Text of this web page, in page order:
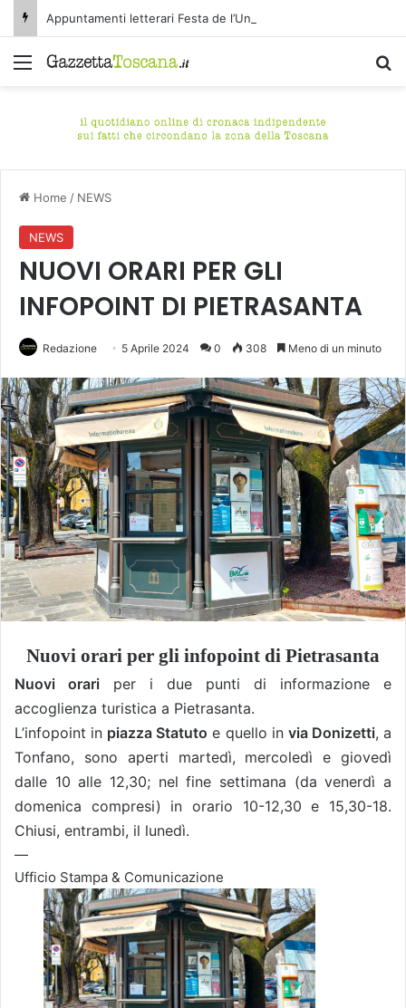
Appuntamenti letterari Festa de l’Unità Certaldo
Menu
Home / NEWS
NEWS
NUOVI ORARI PER GLI
INFOPOINT DI PIETRASANTA
Redazione 5 Aprile 2024 0 308 Meno di un minuto
Nuovi orari per gli infopoint di Pietrasanta
Nuovi orari per i due punti di informazione e
accoglienza turistica a Pietrasanta.
L’infopoint in piazza Statuto e quello in via Donizetti, a
Tonfano, sono aperti martedì, mercoledì e giovedì
dalle 10 alle 12,30; nel fine settimana (da venerdì a
domenica compresi) in orario 10-12,30 e 15,30-18.
Chiusi, entrambi, il lunedì.
—
Ufficio Stampa & Comunicazione